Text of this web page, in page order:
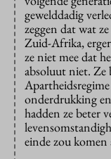
gewelddadig
zeggen dat wat
Zuid-Afrika,
ze niet mee dat
absoluut niet. Ze
onderdrukking
hadden ze beter
einde zou komen